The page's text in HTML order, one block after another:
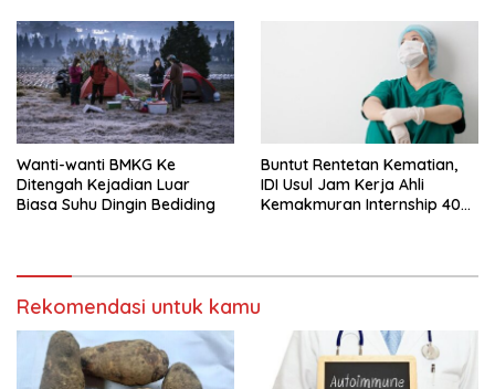
Wanti-wanti BMKG Ke
Ditengah Kejadian Luar
Biasa Suhu Dingin Bediding
Buntut Rentetan Kematian,
IDI Usul Jam Kerja Ahli
Kemakmuran Internship 40
Rekomendasi untuk kamu